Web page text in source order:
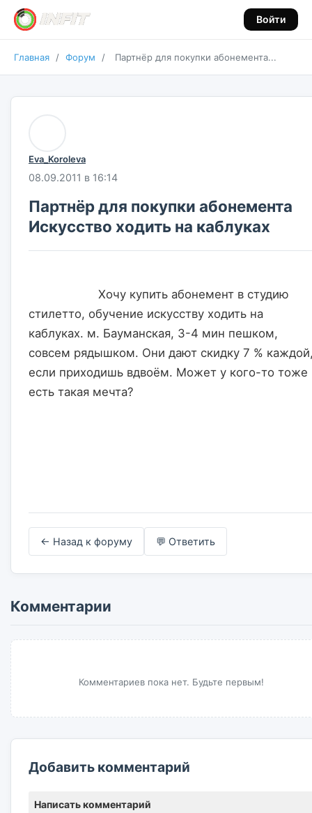
Войти
Главная / Форум / Партнёр для покупки абонемента...
Eva_Koroleva
08.09.2011 в 16:14
Партнёр для покупки абонемента
Искусство ходить на каблуках
стилетто, обучение искусству ходить на
каблуках. м. Бауманская, 3-4 мин пешком,
совсем рядышком. Они дают скидку 7 %
если приходишь вдвоём. Может у кого-то тоже
есть такая мечта?
← Назад к форуму 💬 Ответить
Комментарии
Комментариев пока нет. Будьте первым!
Добавить комментарий
Написать комментарий